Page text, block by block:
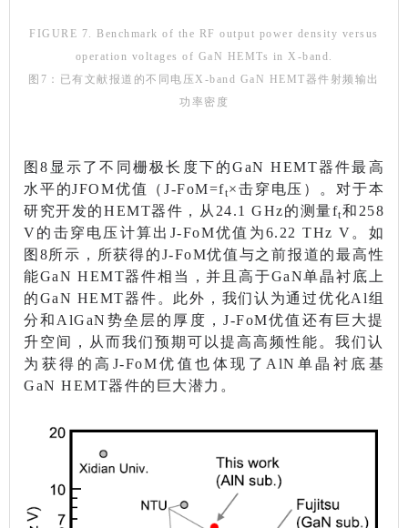
FIGURE 7. Benchmark of the RF output power density versus
operation voltages of GaN HEMTs in X-band.
图7：已有文献报道的不同电压X-band GaN HEMT器件射频输出
功率密度
图8显示了不同栅极长度下的GaN HEMT器件最高
水平的JFOM优值（J-FoM=ft×击穿电压）。对于本
研究开发的HEMT器件，从24.1 GHz的测量ft和258
V的击穿电压计算出J-FoM优值为6.22 THz V。如
图8所示，所获得的J-FoM优值与之前报道的最高性
能GaN HEMT器件相当，并且高于GaN单晶衬底上
的GaN HEMT器件。此外，我们认为通过优化Al组
分和AlGaN势垒层的厚度，J-FoM优值还有巨大提
升空间，从而我们预期可以提高高频性能。我们认
为获得的高J-FoM优值也体现了AlN单晶衬底基
GaN HEMT器件的巨大潜力。